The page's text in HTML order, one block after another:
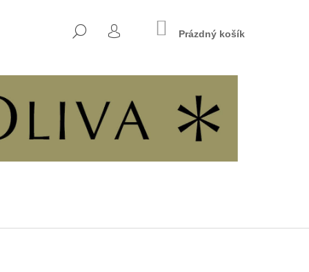
HLEDAT
PŘIHLÁŠENÍ
NÁKUPNÍ
KOŠÍK
Prázdný košík